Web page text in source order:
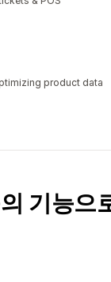
product data
기능으